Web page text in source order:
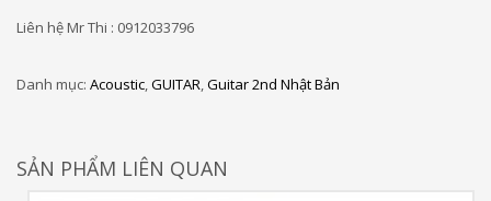
Liên hệ Mr Thi : 0912033796
Danh mục: Acoustic,GUITAR,Guitar 2nd Nhật Bản
SẢN PHẨM LIÊN QUAN